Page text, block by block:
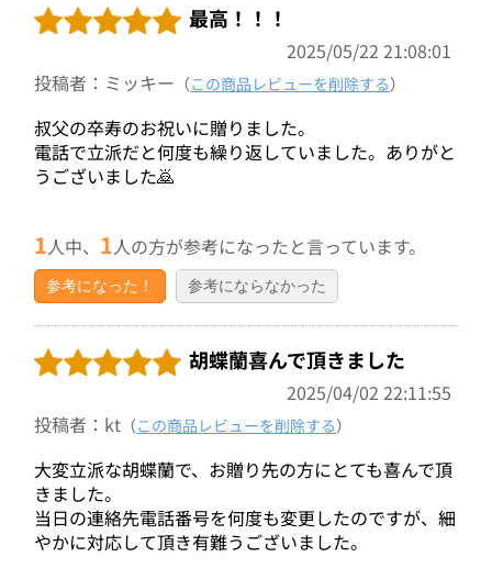
最高！！！
2025/05/22 21:08:01
投稿者：ミッキー （この商品レビューを削除する）
叔父の卒寿のお祝いに贈りました。
電話で立派だと何度も繰り返していました。ありがと
うございました🙇
1人中、 1人の方が参考になったと言っています。
参考になった！ 参考にならなかった
胡蝶蘭喜んで頂きました
2025/04/02 22:11:55
投稿者：kt （この商品レビューを削除する）
大変立派な胡蝶蘭で、お贈り先の方にとても喜んで頂
きました。
当日の連絡先電話番号を何度も変更したのですが、細
やかに対応して頂き有難うございました。